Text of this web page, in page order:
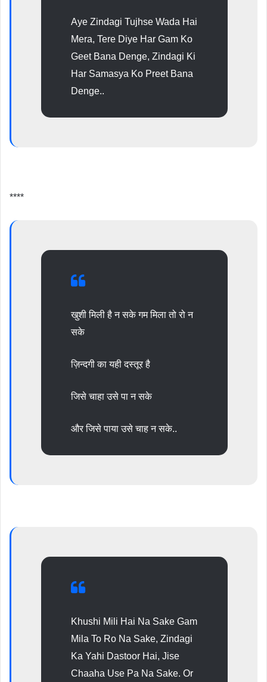
Aye Zindagi Tujhse Wada Hai
Mera, Tere Diye Har Gam Ko
Geet Bana Denge, Zindagi Ki
Har Samasya Ko Preet Bana
Denge..
****
खुशी मिली है न सके गम मिला तो रो न
सके
ज़िन्दगी का यही दस्तूर है
जिसे चाहा उसे पा न सके
और जिसे पाया उसे चाह न सके..
Khushi Mili Hai Na Sake Gam
Mila To Ro Na Sake, Zindagi
Ka Yahi Dastoor Hai, Jise
Chaaha Use Pa Na Sake. Or